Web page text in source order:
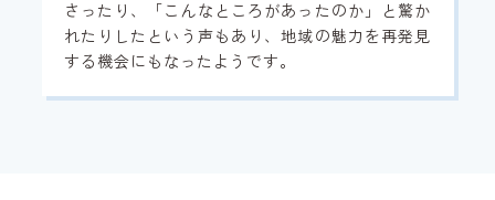
さったり、「こんなところがあったのか」と驚か
れたりしたという声もあり、地域の魅力を再発見
する機会にもなったようです。